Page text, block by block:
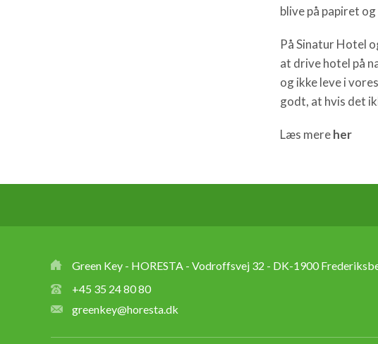
blive på papiret
På Sinatur Hotel
at drive hotel på
og ikke leve i
godt, at hvis det
Læs mereher
Green Key - HORESTA - Vodroffsvej 32 - DK-1900
+45 35 24 80 80
greenkey@horesta.dk